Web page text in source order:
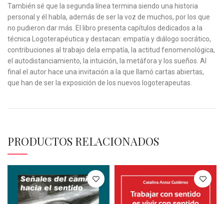
También sé que la segunda línea termina siendo una historia
personal y él habla, además de ser la voz de muchos, por los que
no pudieron dar más. El libro presenta capítulos dedicados a la
técnica Logoterapéutica y destacan: empatía y diálogo socrático,
contribuciones al trabajo dela empatía, la actitud fenomenológica,
el autodistanciamiento, la intuición, la metáfora y los sueños. Al
final el autor hace una invitación a la que llamó cartas abiertas,
que han de ser la exposición de los nuevos logoterapeutas.
PRODUCTOS RELACIONADOS